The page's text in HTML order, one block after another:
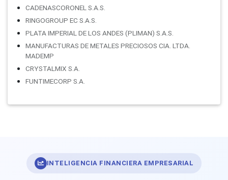
CADENASCORONEL S.A.S.
RINGOGROUP EC S.A.S.
PLATA IMPERIAL DE LOS ANDES (PLIMAN) S.A.S.
MANUFACTURAS DE METALES PRECIOSOS CIA. LTDA.
MADEMP
CRYSTALMIX S.A.
FUNTIMECORP S.A.
INTELIGENCIA FINANCIERA EMPRESARIAL